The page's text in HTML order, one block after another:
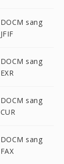
DOCM sang
JFIF
DOCM sang
EXR
DOCM sang
CUR
DOCM sang
FAX